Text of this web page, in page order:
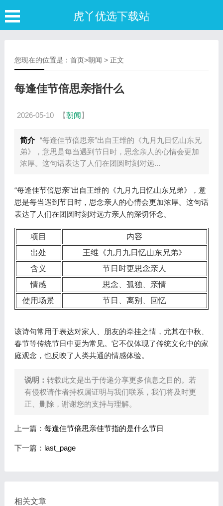
虎丫优选下载站
您现在的位置是： 首页>朝闻 > 正文
每逢佳节倍思亲指什么
2026-05-10 【朝闻】
简介 “每逢佳节倍思亲”出自王维的《九月九日忆山东兄
弟》，意思是每当遇到节日时，思念亲人的心情会更加
浓厚。这句话表达了人们在团圆时刻对远...
“每逢佳节倍思亲”出自王维的《九月九日忆山东兄弟》，意
思是每当遇到节日时，思念亲人的心情会更加浓厚。这句话
表达了人们在团圆时刻对远方亲人的深切怀念。
项目
内容
出处
王维《九月九日忆山东兄弟》
含义
节日时更思念亲人
情感
思念、孤独、亲情
使用场景
节日、离别、回忆
该诗句常用于表达对家人、朋友的牵挂之情，尤其在中秋、
春节等传统节日中更为常见。它不仅体现了传统文化中的家
庭观念，也反映了人类共通的情感体验。
说明： 转载此文是出于传递分享更多信息之目的。若
有侵权请作者持权属证明与我们联系，我们将及时更
正、删除，谢谢您的支持与理解。
上一篇： 每逢佳节倍思亲佳节指的是什么节日
下一篇： last_page
相关文章